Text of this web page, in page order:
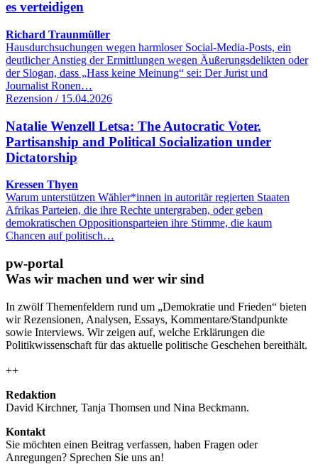
es verteidigen
Richard Traunmüller
Hausdurchsuchungen wegen harmloser Social-Media-Posts, ein
deutlicher Anstieg der Ermittlungen wegen Äußerungsdelikten oder
der Slogan, dass „Hass keine Meinung“ sei: Der Jurist und
Journalist Ronen…
Rezension / 15.04.2026
Natalie Wenzell Letsa: The Autocratic Voter.
Partisanship and Political Socialization under
Dictatorship
Kressen Thyen
Warum unterstützen Wähler*innen in autoritär regierten Staaten
Afrikas Parteien, die ihre Rechte untergraben, oder geben
demokratischen Oppositionsparteien ihre Stimme, die kaum
Chancen auf politisch…
pw-portal
Was wir machen und wer wir sind
In zwölf Themenfeldern rund um „Demokratie und Frieden“ bieten
wir Rezensionen, Analysen, Essays, Kommentare/Standpunkte
sowie Interviews. Wir zeigen auf, welche Erklärungen die
Politikwissenschaft für das aktuelle politische Geschehen bereithält.
++
Redaktion
David Kirchner, Tanja Thomsen und Nina Beckmann.
Kontakt
Sie möchten einen Beitrag verfassen, haben Fragen oder
Anregungen? Sprechen Sie uns an!